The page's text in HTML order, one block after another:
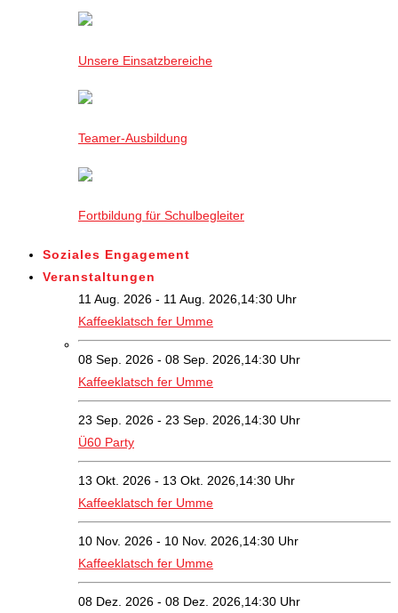
Unsere Einsatzbereiche
Teamer-Ausbildung
Fortbildung für Schulbegleiter
Soziales Engagement
Veranstaltungen
11 Aug. 2026 - 11 Aug. 2026,14:30 Uhr
Kaffeeklatsch fer Umme
08 Sep. 2026 - 08 Sep. 2026,14:30 Uhr
Kaffeeklatsch fer Umme
23 Sep. 2026 - 23 Sep. 2026,14:30 Uhr
Ü60 Party
13 Okt. 2026 - 13 Okt. 2026,14:30 Uhr
Kaffeeklatsch fer Umme
10 Nov. 2026 - 10 Nov. 2026,14:30 Uhr
Kaffeeklatsch fer Umme
08 Dez. 2026 - 08 Dez. 2026,14:30 Uhr